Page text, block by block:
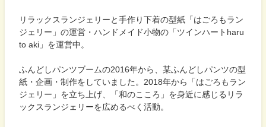
リラックスランジェリーと手作り下着の型紙「はごろもラン
ジェリー」の運営・ハンドメイド小物の「ツインハートharu
to aki」を運営中。
ふんどしパンツブームの2016年から、某ふんどしパンツの型
紙・企画・制作をしていました。2018年から「はごろもラン
ジェリー」を立ち上げ、「和のこころ」を身近に感じるリラ
ックスランジェリーを広めるべく活動。